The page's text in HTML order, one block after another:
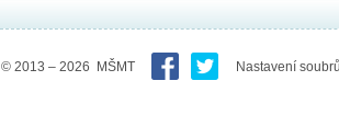
© 2013 – 2026 MŠMT Nastavení